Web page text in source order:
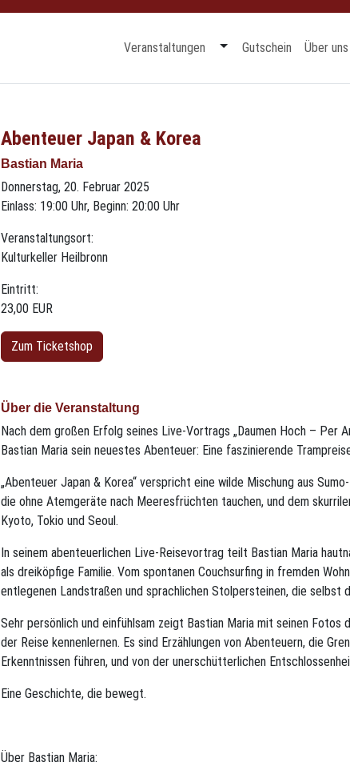
Veranstaltungen Mehr anzeigen
Gutschein Über uns
Abenteuer Japan & Korea
Bastian Maria
Donnerstag, 20. Februar 2025
Einlass: 19:00 Uhr, Beginn: 20:00 Uhr
Veranstaltungsort:
Kulturkeller Heilbronn
Eintritt:
23,00 EUR
Zum Ticketshop
Über die Veranstaltung
Nach dem großen Erfolg seines Live-Vortrags „Daumen Hoch – Per
Bastian Maria sein neuestes Abenteuer: Eine faszinierende
„Abenteuer Japan & Korea“ verspricht eine wilde Mischung aus
die ohne Atemgeräte nach Meeresfrüchten tauchen, und dem
Kyoto, Tokio und Seoul.
In seinem abenteuerlichen Live-Reisevortrag teilt Bastian Maria
als dreiköpfige Familie. Vom spontanen Couchsurfing in fremden
entlegenen Landstraßen und sprachlichen Stolpersteinen, die
Sehr persönlich und einfühlsam zeigt Bastian Maria mit seinen Fotos
der Reise kennenlernen. Es sind Erzählungen von Abenteuern, die
Erkenntnissen führen, und von der unerschütterlichen
Eine Geschichte, die bewegt.
Über Bastian Maria: